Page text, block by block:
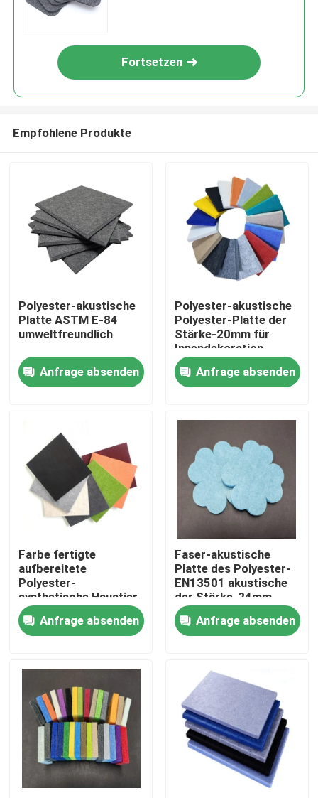
Startseite
Produkte
Über uns
Fabrik Tour
Qualitätskontrolle
Kontakt
Dickflüssige Spinnfaser
Recycelte Polyester-Stapelfaser
Polypropylen-Stapelfaser
Fortsetzen
Empfohlene Produkte
Polyester-akustische
Platte ASTM E-84
umweltfreundlich
Anfrage absenden
Polyester-akustische
Polyester-Platte der
Stärke-20mm für
Innendekoration
Anfrage absenden
Farbe fertigte
aufbereitete
Polyester-
synthetische Haustier-
Spinnfaser besonders
an Anfrage absenden
Faser-akustische
Platte des Polyester-
EN13501 akustische
der Stärke-24mm
Anfrage absenden